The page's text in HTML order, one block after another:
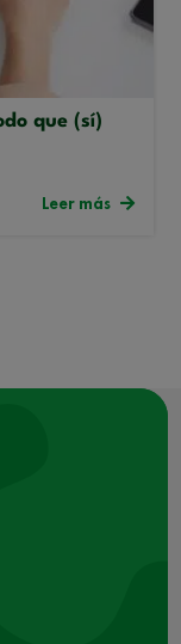
que (sí)
Leer más